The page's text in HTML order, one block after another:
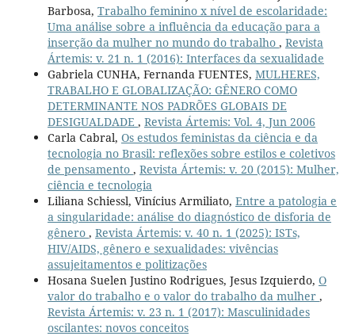
Barbosa, Trabalho feminino x nível de escolaridade:
Uma análise sobre a influência da educação para a
inserção da mulher no mundo do trabalho , Revista
Ártemis: v. 21 n. 1 (2016): Interfaces da sexualidade
Gabriela CUNHA, Fernanda FUENTES, MULHERES,
TRABALHO E GLOBALIZAÇÃO: GÊNERO COMO
DETERMINANTE NOS PADRÕES GLOBAIS DE
DESIGUALDADE , Revista Ártemis: Vol. 4, Jun 2006
Carla Cabral, Os estudos feministas da ciência e da
tecnologia no Brasil: reflexões sobre estilos e coletivos
de pensamento , Revista Ártemis: v. 20 (2015): Mulher,
ciência e tecnologia
Liliana Schiessl, Vinícius Armiliato, Entre a patologia e
a singularidade: análise do diagnóstico de disforia de
gênero , Revista Ártemis: v. 40 n. 1 (2025): ISTs,
HIV/AIDS, gênero e sexualidades: vivências
assujeitamentos e politizações
Hosana Suelen Justino Rodrigues, Jesus Izquierdo, O
valor do trabalho e o valor do trabalho da mulher ,
Revista Ártemis: v. 23 n. 1 (2017): Masculinidades
oscilantes: novos conceitos